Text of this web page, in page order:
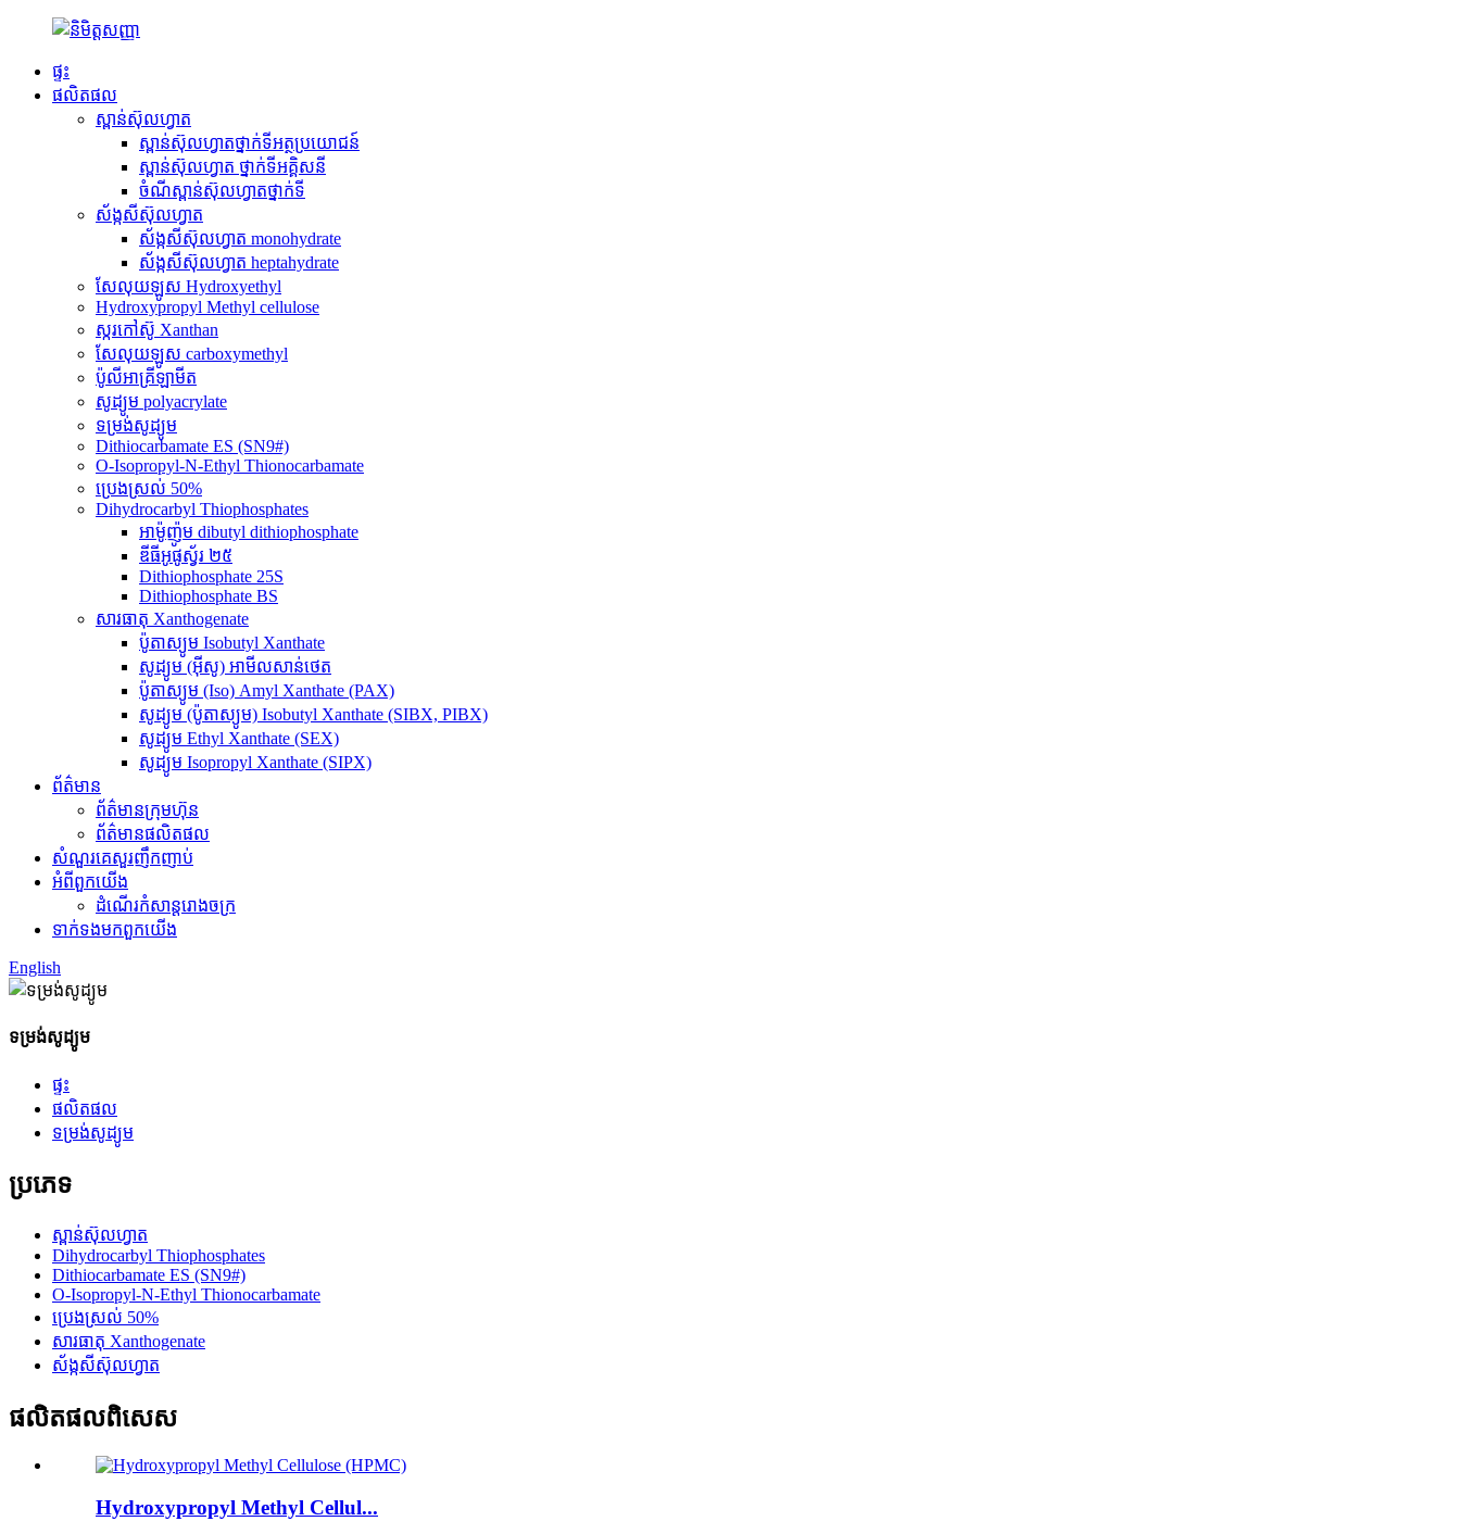
ផ្ទះ
ផលិតផល
ស្ពាន់ស៊ុលហ្វាត
ស្ពាន់ស៊ុលហ្វាតថ្នាក់ទីអត្ថប្រយោជន៍
ស្ពាន់ស៊ុលហ្វាត ថ្នាក់ទីអគ្គិសនី
ចំណីស្ពាន់ស៊ុលហ្វាតថ្នាក់ទី
ស័ង្កសីស៊ុលហ្វាត
ស័ង្កសីស៊ុលហ្វាត monohydrate
ស័ង្កសីស៊ុលហ្វាត heptahydrate
សែលុយឡូស Hydroxyethyl
Hydroxypropyl Methyl cellulose
ស្ករកៅស៊ូ Xanthan
សែលុយឡូស carboxymethyl
ប៉ូលីអាគ្រីឡាមីត
សូដ្យូម polyacrylate
ទម្រង់សូដ្យូម
Dithiocarbamate ES (SN9#)
O-Isopropyl-N-Ethyl Thionocarbamate
ប្រេងស្រល់ 50%
Dihydrocarbyl Thiophosphates
អាម៉ូញ៉ូម dibutyl dithiophosphate
ឌីធីអូផូស្វ័រ ២៥
Dithiophosphate 25S
Dithiophosphate BS
សារធាតុ Xanthogenate
ប៉ូតាស្យូម Isobutyl Xanthate
សូដ្យូម (អ៊ីសូ) អាមីលសាន់ថេត
ប៉ូតាស្យូម (Iso) Amyl Xanthate (PAX)
សូដ្យូម (ប៉ូតាស្យូម) Isobutyl Xanthate (SIBX, PIBX)
សូដ្យូម Ethyl Xanthate (SEX)
សូដ្យូម Isopropyl Xanthate (SIPX)
ព័ត៌មាន
ព័ត៌មានក្រុមហ៊ុន
ព័ត៌មានផលិតផល
សំណួរគេសួរញឹកញាប់
អំពី​ពួក​យើង
ដំណើរកំសាន្តរោងចក្រ
ទាក់ទង​មក​ពួក​យើង
English
ទម្រង់សូដ្យូម
ផ្ទះ
ផលិតផល
ទម្រង់សូដ្យូម
ប្រភេទ
ស្ពាន់ស៊ុលហ្វាត
Dihydrocarbyl Thiophosphates
Dithiocarbamate ES (SN9#)
O-Isopropyl-N-Ethyl Thionocarbamate
ប្រេងស្រល់ 50%
សារធាតុ Xanthogenate
ស័ង្កសីស៊ុលហ្វាត
ផលិតផល​ពិសេស
Hydroxypropyl Methyl Cellul...